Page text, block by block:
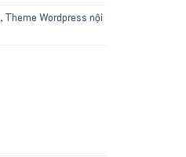
, Theme Wordpress nội